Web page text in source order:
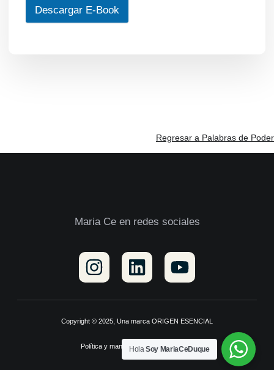
Descargar E-Book
Regresar a Palabras de Poder
Maria Ce en redes sociales
Copyright © 2025, Una marca ORIGEN ESENCIAL
Política y manejo de datos personales
HolaSoy MariaCeDuque